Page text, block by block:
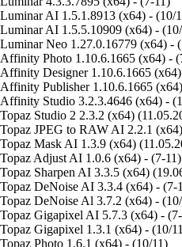
Luminar AI 1.5.1.8913 (x64) - (10/
Luminar AI 1.5.5.10909 (x64) -
Luminar Neo 1.27.0.16779 (x64) -
Affinity Photo 1.10.6.1665 (x64) -
Affinity Designer 1.10.6.1665
Affinity Publisher 1.10.6.1665
Affinity Studio 3.2.3.4646 (x64) -
Topaz Studio 2 2.3.2 (x64)
Topaz JPEG to RAW AI 2.2.1
Topaz Mask AI 1.3.9 (x64)
Topaz Adjust AI 1.0.6 (x64) - (7-11)
Topaz Sharpen AI 3.3.5 (x64)
Topaz DeNoise AI 3.3.4 (x64) - (7-
Topaz DeNoise Al 3.7.2 (x64) -
Topaz Gigapixel AI 5.7.3 (x64) -
Topaz Gigapixel 1.3.1 (x64) - (10/
Topaz Photo 1.6.1 (x64) - (10/11)